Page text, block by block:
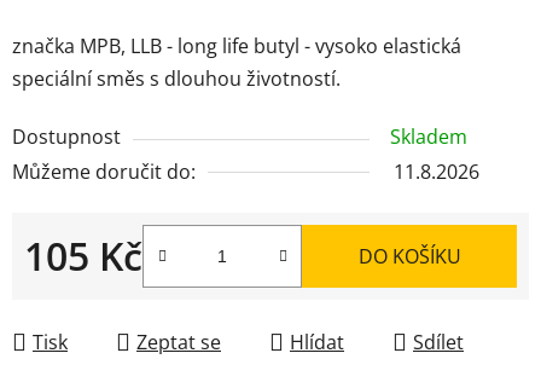
značka MPB, LLB - long life butyl - vysoko elastická
speciální směs s dlouhou životností.
Dostupnost
Skladem
Můžeme doručit do:
11.8.2026
105 Kč DO KOŠÍKU
Tisk Zeptat se Hlídat Sdílet